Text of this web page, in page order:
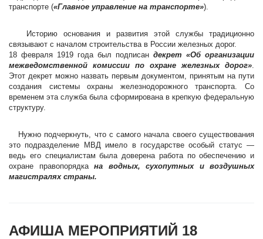
транспорте («Главное управление на транспорте»).
Историю основания и развития этой службы традиционно
связывают с началом строительства в России железных дорог.
18 февраля 1919 года был подписан декрет «Об организации
межведомственной комиссии по охране железных дорог».
Этот декрет можно назвать первым документом, принятым на пути
создания системы охраны железнодорожного транспорта. Со
временем эта служба была сформирована в крепкую федеральную
структуру.
Нужно подчеркнуть, что с самого начала своего существования
это подразделение МВД имело в государстве особый статус —
ведь его специалистам была доверена работа по обеспечению и
охране правопорядка на водных, сухопутных и воздушных
магистралях страны.
АФИША МЕРОПРИЯТИЙ 18